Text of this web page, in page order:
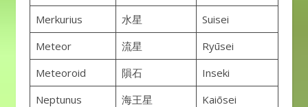
Merkurius
水星
Suisei
Meteor
流星
Ryūsei
Meteoroid
隕石
Inseki
Neptunus
海王星
Kaiōsei